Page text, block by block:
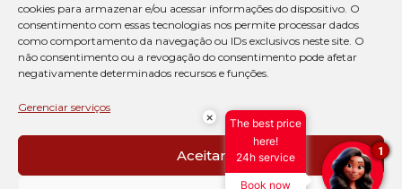
cookies para armazenar e/ou acessar informações do dispositivo. O
consentimento com essas tecnologias nos permite processar dados
como comportamento da navegação ou IDs exclusivos neste site. O
não consentimento ou a revogação do consentimento pode afetar
negativamente determinados recursos e funções.
Gerenciar serviços
Aceitar
© Copyright 2026 Le Canton. Todos os direitos
PRÉ CHECK-IN
AVISO DE COOKIES
×
The best price
here!
24h service
Book now
1